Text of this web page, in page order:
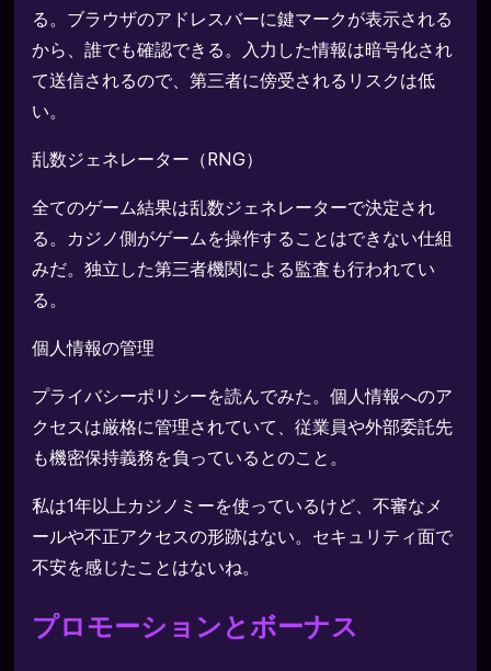
る。ブラウザのアドレスバーに鍵マークが表示される
から、誰でも確認できる。入力した情報は暗号化され
て送信されるので、第三者に傍受されるリスクは低
い。
乱数ジェネレーター（RNG）
全てのゲーム結果は乱数ジェネレーターで決定され
る。カジノ側がゲームを操作することはできない仕組
みだ。独立した第三者機関による監査も行われてい
る。
個人情報の管理
プライバシーポリシーを読んでみた。個人情報へのア
クセスは厳格に管理されていて、従業員や外部委託先
も機密保持義務を負っているとのこと。
私は1年以上カジノミーを使っているけど、不審なメ
ールや不正アクセスの形跡はない。セキュリティ面で
不安を感じたことはないね。
プロモーションとボーナス